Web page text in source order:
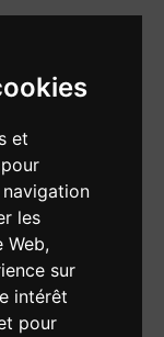
et
les
Web,
sur
intérêt
pour